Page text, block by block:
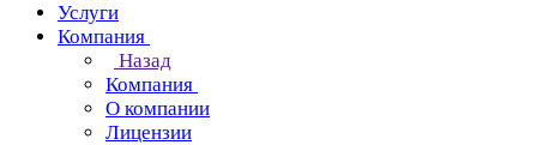
Услуги
Компания
Назад
Компания
О компании
Лицензии